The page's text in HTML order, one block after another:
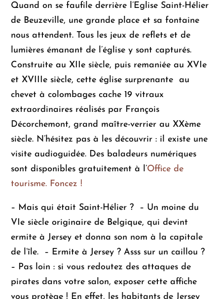
à
79,90 €
Quand on se faufile derrière l’Eglise Saint-Hélier
de Beuzeville, une grande place et sa fontaine
nous attendent. Tous les jeux de reflets et de
lumières émanant de l’église y sont capturés.
Construite au XIIe siècle, puis remaniée au XVIe
et XVIIIe siècle, cette église surprenante au
chevet à colombages cache 19 vitraux
extraordinaires réalisés par François
Décorchemont, grand maître-verrier au XXème
siècle. N’hésitez pas à les découvrir : il existe une
visite audioguidée. Des baladeurs numériques
sont disponibles gratuitement à l’Office de
tourisme. Foncez !
– Mais qui était Saint-Hélier ?
– Un moine du
VIe siècle originaire de Belgique, qui devint
ermite à Jersey et donna son nom à la capitale
de l’île.
– Ermite à Jersey ? Asss sur un caillou ?
– Pas loin : si vous redoutez des attaques de
pirates dans votre salon, exposer cette affiche
vous protège ! En effet, les habitants de Jersey